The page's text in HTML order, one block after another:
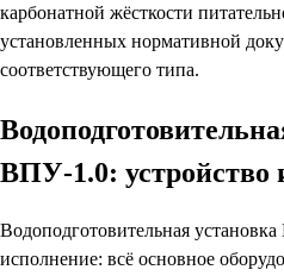
карбонатной жёсткости
установленных нормативной
соответствующего типа.
ВПУ-1.0: устройство
Водоподготовительная
исполнение: всё основное